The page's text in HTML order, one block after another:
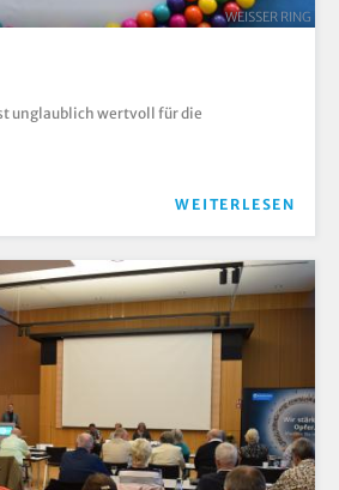
WEISSER RING
unglaublich wertvoll für die
WEITERLESEN